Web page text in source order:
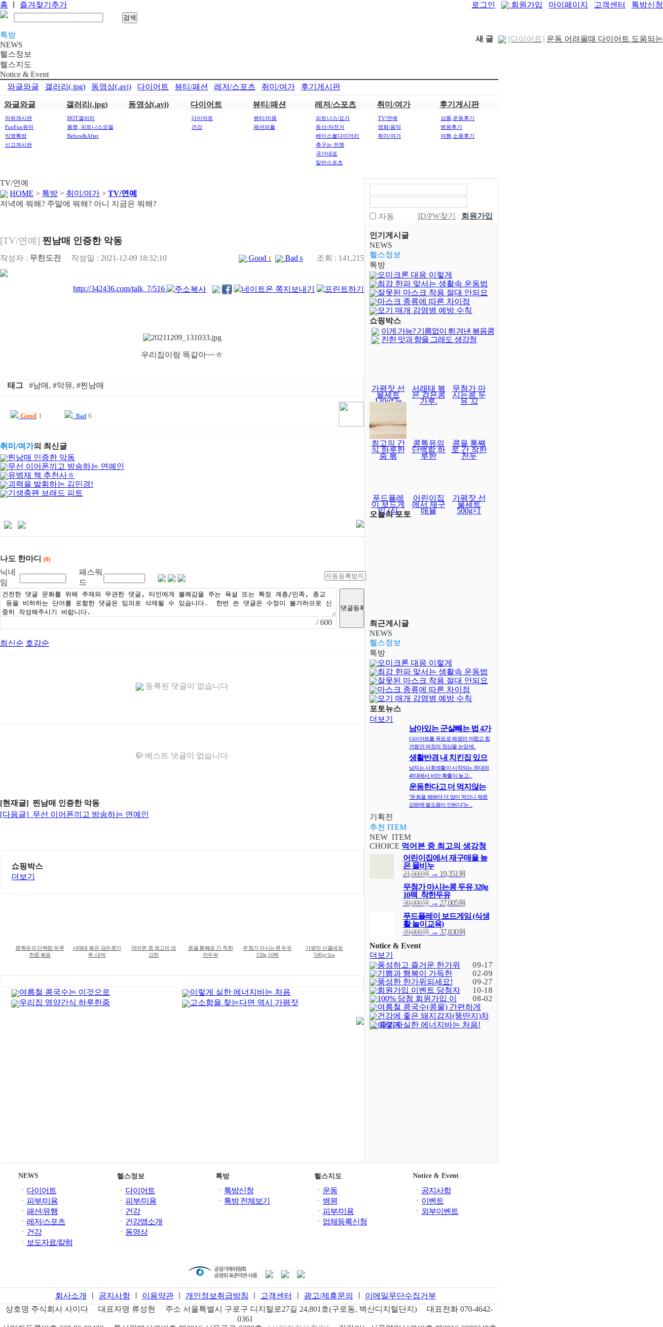
홈 즐겨찾기추가 로그인 회원가입 마이페이지 고객센터 톡방신청
톡방
NEWS
헬스정보
헬스지도
Notice & Event
새 글 [다이어트] 운동 어려울때 다이어트 도움되는
‘오키친 ..
와글와글 갤러리(.jpg) 동영상(.avi) 다이어트 뷰티/패션 레저/스포츠 취미/여가 후기게시판
와글와글
자유게시판
FunFun유머
익명톡방
신고게시판
갤러리(.jpg)
HOT갤러리
몸짱, 피트니스모델
Before&After
동영상(.avi) 다이어트
다이어트
건강
뷰티/패션
뷰티/미용
패션피플
레저/스포츠
피트니스/요가
등산/자전거
베이스볼다이어리
축구는 전쟁
국가대표
일반스포츠
취미/여가
TV/연예
영화/음악
취미/여가
후기게시판
상품,운동후기
병원후기
여행,소풍후기
TV/연예
HOME > 톡방 > 취미/여가 > TV/연예
저녁에 뭐해? 주말에 뭐해? 아니 지금은 뭐해?
[TV/연예] 찐남매 인증한 악동
작성자 : 무한도전 작성일 : 2021-12-09 18:32:10 Good 1 Bad 6 조회 : 141,215
http://342436.com/talk_7/516
우리집이랑 똑같아~~ㅎ
태그 #남매, #악뮤, #찐남매
Good 1 Bad 6
취미/여가의 최신글
찐남매 인증한 악동
무선 이어폰끼고 방송하는 연예인
유병재 책 추천사ㅎ
괴력을 발휘하는 김민경!
기생충팬 브래드 피트
나도 한마디 (0)
닉네
임
패스워
드
/ 600
최신순 호감순
등록된 댓글이 없습니다
베스트 댓글이 없습니다
[현재글] 찐남매 인증한 악동
[다음글] 무선 이어폰끼고 방송하는 연예인
쇼핑박스
더보기
콩특유의 단백함 하루
한줌 볶음
서래태 볶은 검은콩가
루..대박
먹어본 중 최고의 생
강청
콩을 통째로 간 착한
전두부
무첨가 마시는콩 두유
320g 10팩
가평잣 선물세트
500g×1ea
여름철 콩국수는 이것으로
이렇게 실한 에너지바는 처음
우리집 영양간식 하루한줌
고소함을 찾는다면 역시 가평잣
자동 ID/PW찾기 | 회원가입
인기게시글
NEWS
헬스정보
톡방
오미크론 대응 이렇게
최강 한파 맞서는 생활속 운동법
은?잘못된 마스크 착용 절대 안되요
마스크 종류에 따른 차이점
모기 매개 감염병 예방 수칙
쇼핑박스
이게 가능? 기름없이 튀겨낸 볶음콩
진한 맛과 향을 그래도 생강청
가평잣 선
물세트
130g*3e
서래태 볶
은 검은콩
가루.
무첨가 마
시는콩 두
유 32
최고의 간
식 하루한
줌 볶
콩특유의
단백함 하
루한
콩을 통째
로 간 착한
전두
푸드플레
이 보드게
임 (식
어린이집
에서 재구
매율
가평잣 선
물세트
500g×1
오늘의 포토
최근게시글
NEWS
헬스정보
톡방
오미크론 대응 이렇게
최강 한파 맞서는 생활속 운동법
은?잘못된 마스크 착용 절대 안되요
마스크 종류에 따른 차이점
모기 매개 감염병 예방 수칙
포토뉴스
더보기
남아있는 군살빼는 법 4가
지
다이어트를 목표로 해왔던 어렵고 힘
겨웠던 여정의 정상을 눈앞에..
생활반경 내 치킨집 있으
면 비만확률 ..
남자는 사회생활이 시작되는 30대와
40대에서 비만 확률이 높고 ..
운동한다고 더 먹지않는
다? 오히려 식..
"운동을 해봐야 더 많이 먹으니 체중
감량에 별도움이 안된다"는 ..
기획전
추천 ITEM
NEW ITEM
CHOICE 먹어본 중 최고의 생강청
어린이집에서 재구매율 높
은 물비누
21,500원→ 19,351원
무첨가 마시는콩 두유 320g
10팩_착한두유
30,000원→ 27,005원
푸드플레이 보드게임 (식생
활 놀이교육)
39,000원→ 37,830원
Notice & Event
더보기
풍성하고 즐거운 한가위
되세요! (-402)
09-17
기쁨과 행복이 가득한
새해되세요!
02-09
풍성한 한가위되세요!
09-27
회원가입 이벤트 당첨자
발표 (4)
10-18
100% 당첨 회원가입 이
벤트(종료) (23)
08-02
여름철 콩국수(콩물) 간편하게
건강에 좋은 돼지감자(뚱딴지)차
로 즐기자
이렇게 실한 에너지바는 처음!
NEWS
ㆍ 다이어트
ㆍ 피부/미용
ㆍ 패션/유행
ㆍ 레저/스포츠
ㆍ 건강
ㆍ 보도자료/칼럼
헬스정보
ㆍ 다이어트
ㆍ 피부/미용
ㆍ 건강
ㆍ 건강앱소개
ㆍ 동영상
톡방
ㆍ 톡방신청
ㆍ 톡방 전체보기
헬스지도
ㆍ 운동
ㆍ 병원
ㆍ 피부/미용
ㆍ 업체등록신청
Notice & Event
ㆍ 공지사항
ㆍ 이벤트
ㆍ 외부이벤트
회사소개 공지사항ㅣ 이용약관ㅣ 개인정보취급방침 고객센터 광고/제휴문의
이메일무단수집거부
상호명 주식회사 사이다 대표자명 류성현 주소 서울특별시 구로구 디지털로27길 24,801호(구로동, 벽산디지털단지) 대표전화 070-4642-
0361